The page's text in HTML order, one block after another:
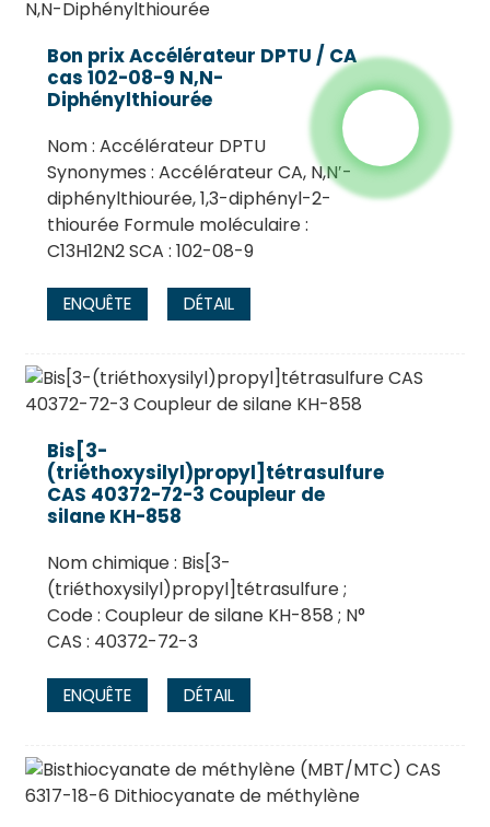
Bon prix Accélérateur DPTU / CA
cas 102-08-9 N,N-
Diphénylthiourée
Nom : Accélérateur DPTU
Synonymes : Accélérateur CA, N,N′-
diphénylthiourée, 1,3-diphényl-2-
thiourée Formule moléculaire :
C13H12N2 SCA : 102-08-9
ENQUÊTE DÉTAIL
Bis[3-
(triéthoxysilyl)propyl]tétrasulfure
CAS 40372-72-3 Coupleur de
silane KH-858
Nom chimique : Bis[3-
(triéthoxysilyl)propyl]tétrasulfure ;
Code : Coupleur de silane KH-858 ; N°
CAS : 40372-72-3
ENQUÊTE DÉTAIL